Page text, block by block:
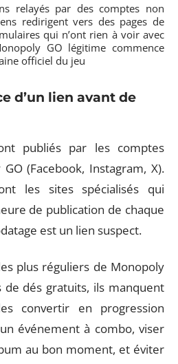
relayés par des comptes non
redirigent vers des pages de
qui n’ont rien à voir avec
GO légitime commence
officiel du jeu
d’un lien avant de
publiés par les comptes
(Facebook, Instagram, X).
les sites spécialisés qui
de publication de chaque
est un lien suspect.
plus réguliers de Monopoly
de dés gratuits, ils manquent
convertir en progression
événement à combo, viser
au bon moment, et éviter